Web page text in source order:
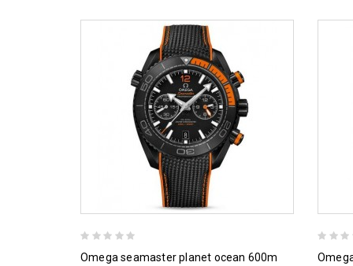
omega seamaster planet ocean 600m
omega seamaster professional 300